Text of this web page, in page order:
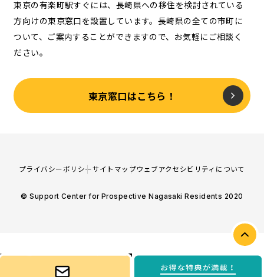
東京の有楽町駅すぐには、長崎県への移住を検討されている
方向けの東京窓口を設置しています。長崎県の全ての市町に
ついて、ご案内することができますので、お気軽にご相談く
ださい。
東京窓口はこちら！
プライバシーポリシーサイトマップウェブアクセシビリティについて
© Support Center for Prospective Nagasaki Residents 2020